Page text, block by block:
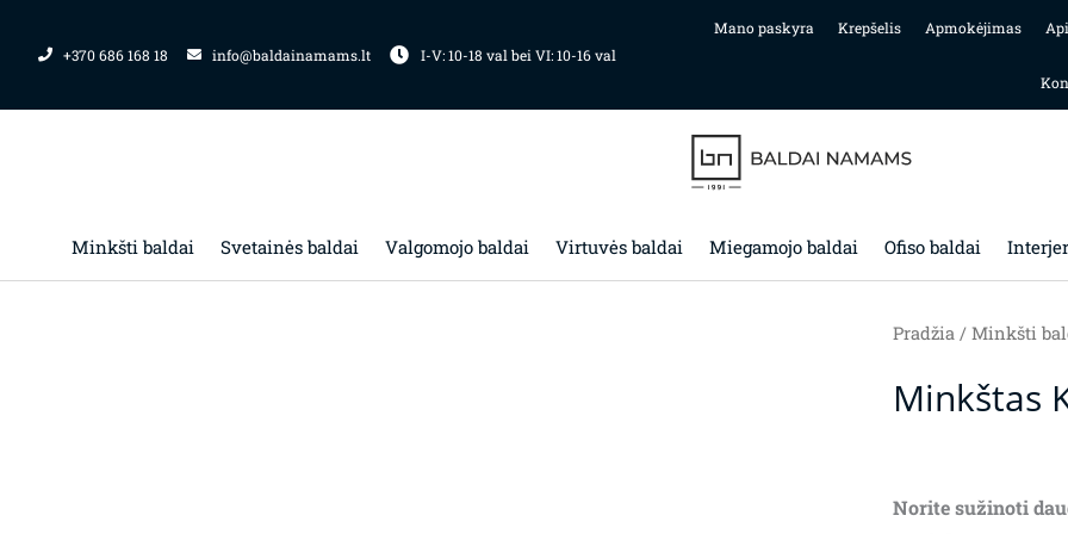
+370 686 168 18 info@baldainamams.lt I-V: 10-18 val bei VI: 10-16 val
Mano paskyra Krepšelis Apmokėjimas
Minkšti baldai Svetainės baldai Valgomojo baldai Virtuvės baldai Miegamojo baldai Ofiso baldai
Pradžia/ Minkšti
Minkštas
Norite sužinoti